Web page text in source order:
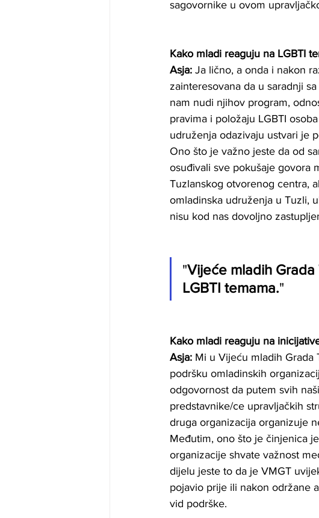
sagovornike u ovom
Kako mladi reaguju na LGBTI
Asja: Ja lično, a onda i nakon
zainteresovana da u saradnji
nam nudi njihov program,
pravima i položaju LGBTI
udruženja odazivaju ustvari je
Ono što je važno jeste da od
osuđivali sve pokušaje govora
Tuzlanskog otvorenog centra,
omladinska udruženja u Tuzli,
nisu kod nas dovoljno
"Vijeće mladih
LGBTI temama."
Kako mladi reaguju na
Asja: Mi u Vijeću mladih
podršku omladinskih
odgovornost da putem svih
predstavnike/ce upravljačkih
druga organizacija organizuje
Međutim, ono što je činjenica
organizacije shvate važnost
dijelu jeste to da je VMGT
pojavio prije ili nakon održane
vid podrške.